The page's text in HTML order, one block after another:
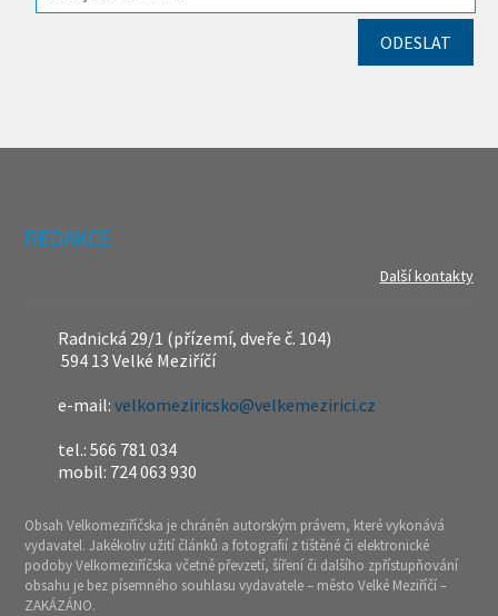
REDAKCE
Další kontakty
Radnická 29/1 (přízemí, dveře č. 104)
594 13 Velké Meziříčí
e-mail:velkomeziricsko@velkemezirici.cz
tel.: 566 781 034
mobil: 724 063 930
Obsah Velkomeziříčska je chráněn autorským právem, které vykonává
vydavatel. Jakékoliv užití článků a fotografií z tištěné či elektronické
podoby Velkomeziříčska včetně převzetí, šíření či dalšího zpřístupňování
obsahu je bez písemného souhlasu vydavatele – město Velké Meziříčí –
ZAKÁZÁNO.